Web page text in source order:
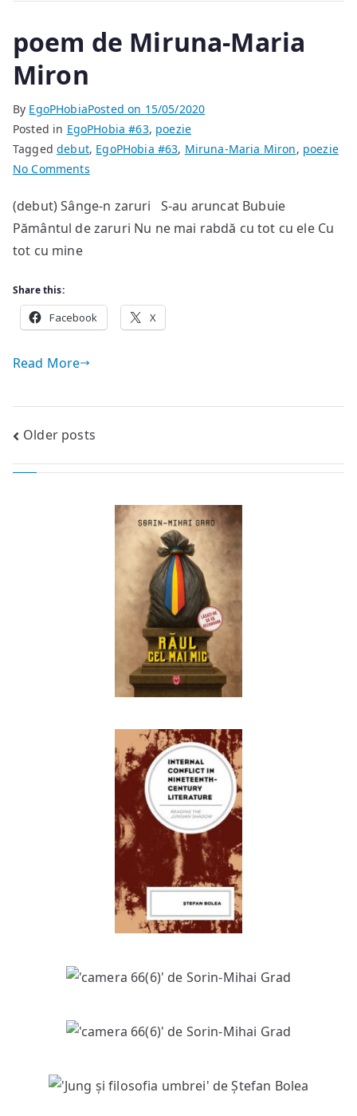
poem de Miruna-Maria
Miron
By EgoPHobiaPosted on 15/05/2020
Posted in EgoPHobia #63, poezie
Taggeddebut, EgoPHobia #63, Miruna-Maria Miron, poezie
No Commentson
de
Miruna-
(debut) Sânge-n zaruri S-au aruncat Bubuie
Pământul de zaruri Nu ne mai rabdă cu tot cu ele Cu
tot cu mine
Share this:
Facebook X
Read More
Posts
navigation
Older posts